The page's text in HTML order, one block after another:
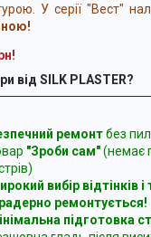
У серії "Вест"
від SILK PLASTER?
ремонтбез
"Зроби сам"(немає
вибір відтінків і
ремонтується!
підготовка